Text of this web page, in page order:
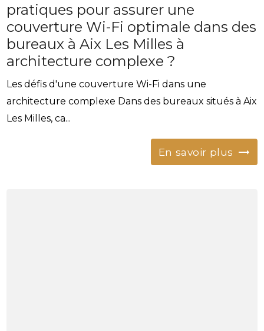
pratiques pour assurer une
couverture Wi-Fi optimale dans des
bureaux à Aix Les Milles à
architecture complexe ?
Les défis d'une couverture Wi-Fi dans une
architecture complexe Dans des bureaux situés à Aix
Les Milles, ca...
En savoir plus